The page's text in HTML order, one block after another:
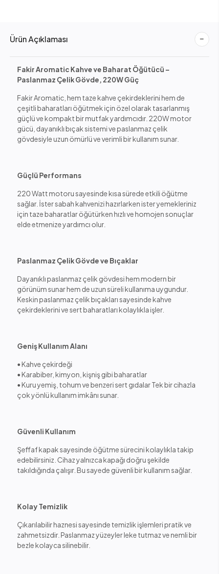
Ürün Açıklaması
Fakir Aromatic Kahve ve Baharat Öğütücü –
Paslanmaz Çelik Gövde, 220W Güç
Fakir Aromatic, hem taze kahve çekirdeklerini hem de
çeşitli baharatları öğütmek için özel olarak tasarlanmış
güçlü ve kompakt bir mutfak yardımcıdır. 220W motor
gücü, dayanıklı bıçak sistemi ve paslanmaz çelik
gövdesiyle uzun ömürlü ve verimli bir kullanım sunar.
Güçlü Performans
220 Watt motoru sayesinde kısa sürede etkili öğütme
sağlar. İster sabah kahvenizi hazırlarken ister yemekleriniz
için taze baharatlar öğütürken hızlı ve homojen sonuçlar
elde etmenize yardımcı olur.
Paslanmaz Çelik Gövde ve Bıçaklar
Dayanıklı paslanmaz çelik gövdesi hem modern bir
görünüm sunar hem de uzun süreli kullanıma uygundur.
Keskin paslanmaz çelik bıçakları sayesinde kahve
çekirdeklerini ve sert baharatları kolaylıkla işler.
Geniş Kullanım Alanı
• Kahve çekirdeği
• Karabiber, kimyon, kişniş gibi baharatlar
• Kuru yemiş, tohum ve benzeri sert gıdalar Tek bir cihazla
çok yönlü kullanım imkânı sunar.
Güvenli Kullanım
Şeffaf kapak sayesinde öğütme sürecini kolaylıkla takip
edebilirsiniz. Cihaz yalnızca kapağı doğru şekilde
takıldığında çalışır. Bu sayede güvenli bir kullanım sağlar.
Kolay Temizlik
Çıkarılabilir haznesi sayesinde temizlik işlemleri pratik ve
zahmetsizdir. Paslanmaz yüzeyler leke tutmaz ve nemli bir
bezle kolayca silinebilir.